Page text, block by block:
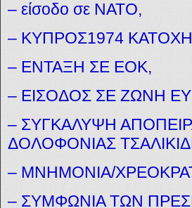
– είσοδο σε ΝΑΤΟ,
– ΚΥΠΡΟΣ1974
– ΕΝΤΑΞΗ ΣΕ ΕΟΚ,
– ΕΙΣΟΔΟΣ ΣΕ ΖΩΝΗ
– ΣΥΓΚΑΛΥΨΗ
ΔΟΛΟΦΟΝΙΑΣ
– ΜΝΗΜΟΝΙΑ/
– ΣΥΜΦΩΝΙΑ ΤΩΝ